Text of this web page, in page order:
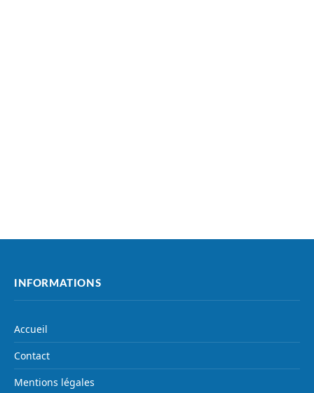
INFORMATIONS
Accueil
Contact
Mentions légales